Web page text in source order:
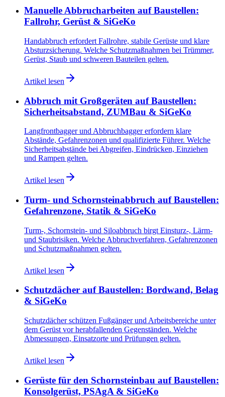
Manuelle Abbrucharbeiten auf Baustellen:
Fallrohr, Gerüst & SiGeKo
Handabbruch erfordert Fallrohre, stabile Gerüste und klare
Absturzsicherung. Welche Schutzmaßnahmen bei Trümmer,
Gerüst, Staub und schweren Bauteilen gelten.
Artikel lesen
Abbruch mit Großgeräten auf Baustellen:
Sicherheitsabstand, ZUMBau & SiGeKo
Langfrontbagger und Abbruchbagger erfordern klare
Abstände, Gefahrenzonen und qualifizierte Führer. Welche
Sicherheitsabstände bei Abgreifen, Eindrücken, Einziehen
und Rampen gelten.
Artikel lesen
Turm- und Schornsteinabbruch auf Baustellen:
Gefahrenzone, Statik & SiGeKo
Turm-, Schornstein- und Siloabbruch birgt Einsturz-, Lärm-
und Staubrisiken. Welche Abbruchverfahren, Gefahrenzonen
und Schutzmaßnahmen gelten.
Artikel lesen
Schutzdächer auf Baustellen: Bordwand, Belag
& SiGeKo
Schutzdächer schützen Fußgänger und Arbeitsbereiche unter
dem Gerüst vor herabfallenden Gegenständen. Welche
Abmessungen, Einsatzorte und Prüfungen gelten.
Artikel lesen
Gerüste für den Schornsteinbau auf Baustellen:
Konsolgerüst, PSAgA & SiGeKo